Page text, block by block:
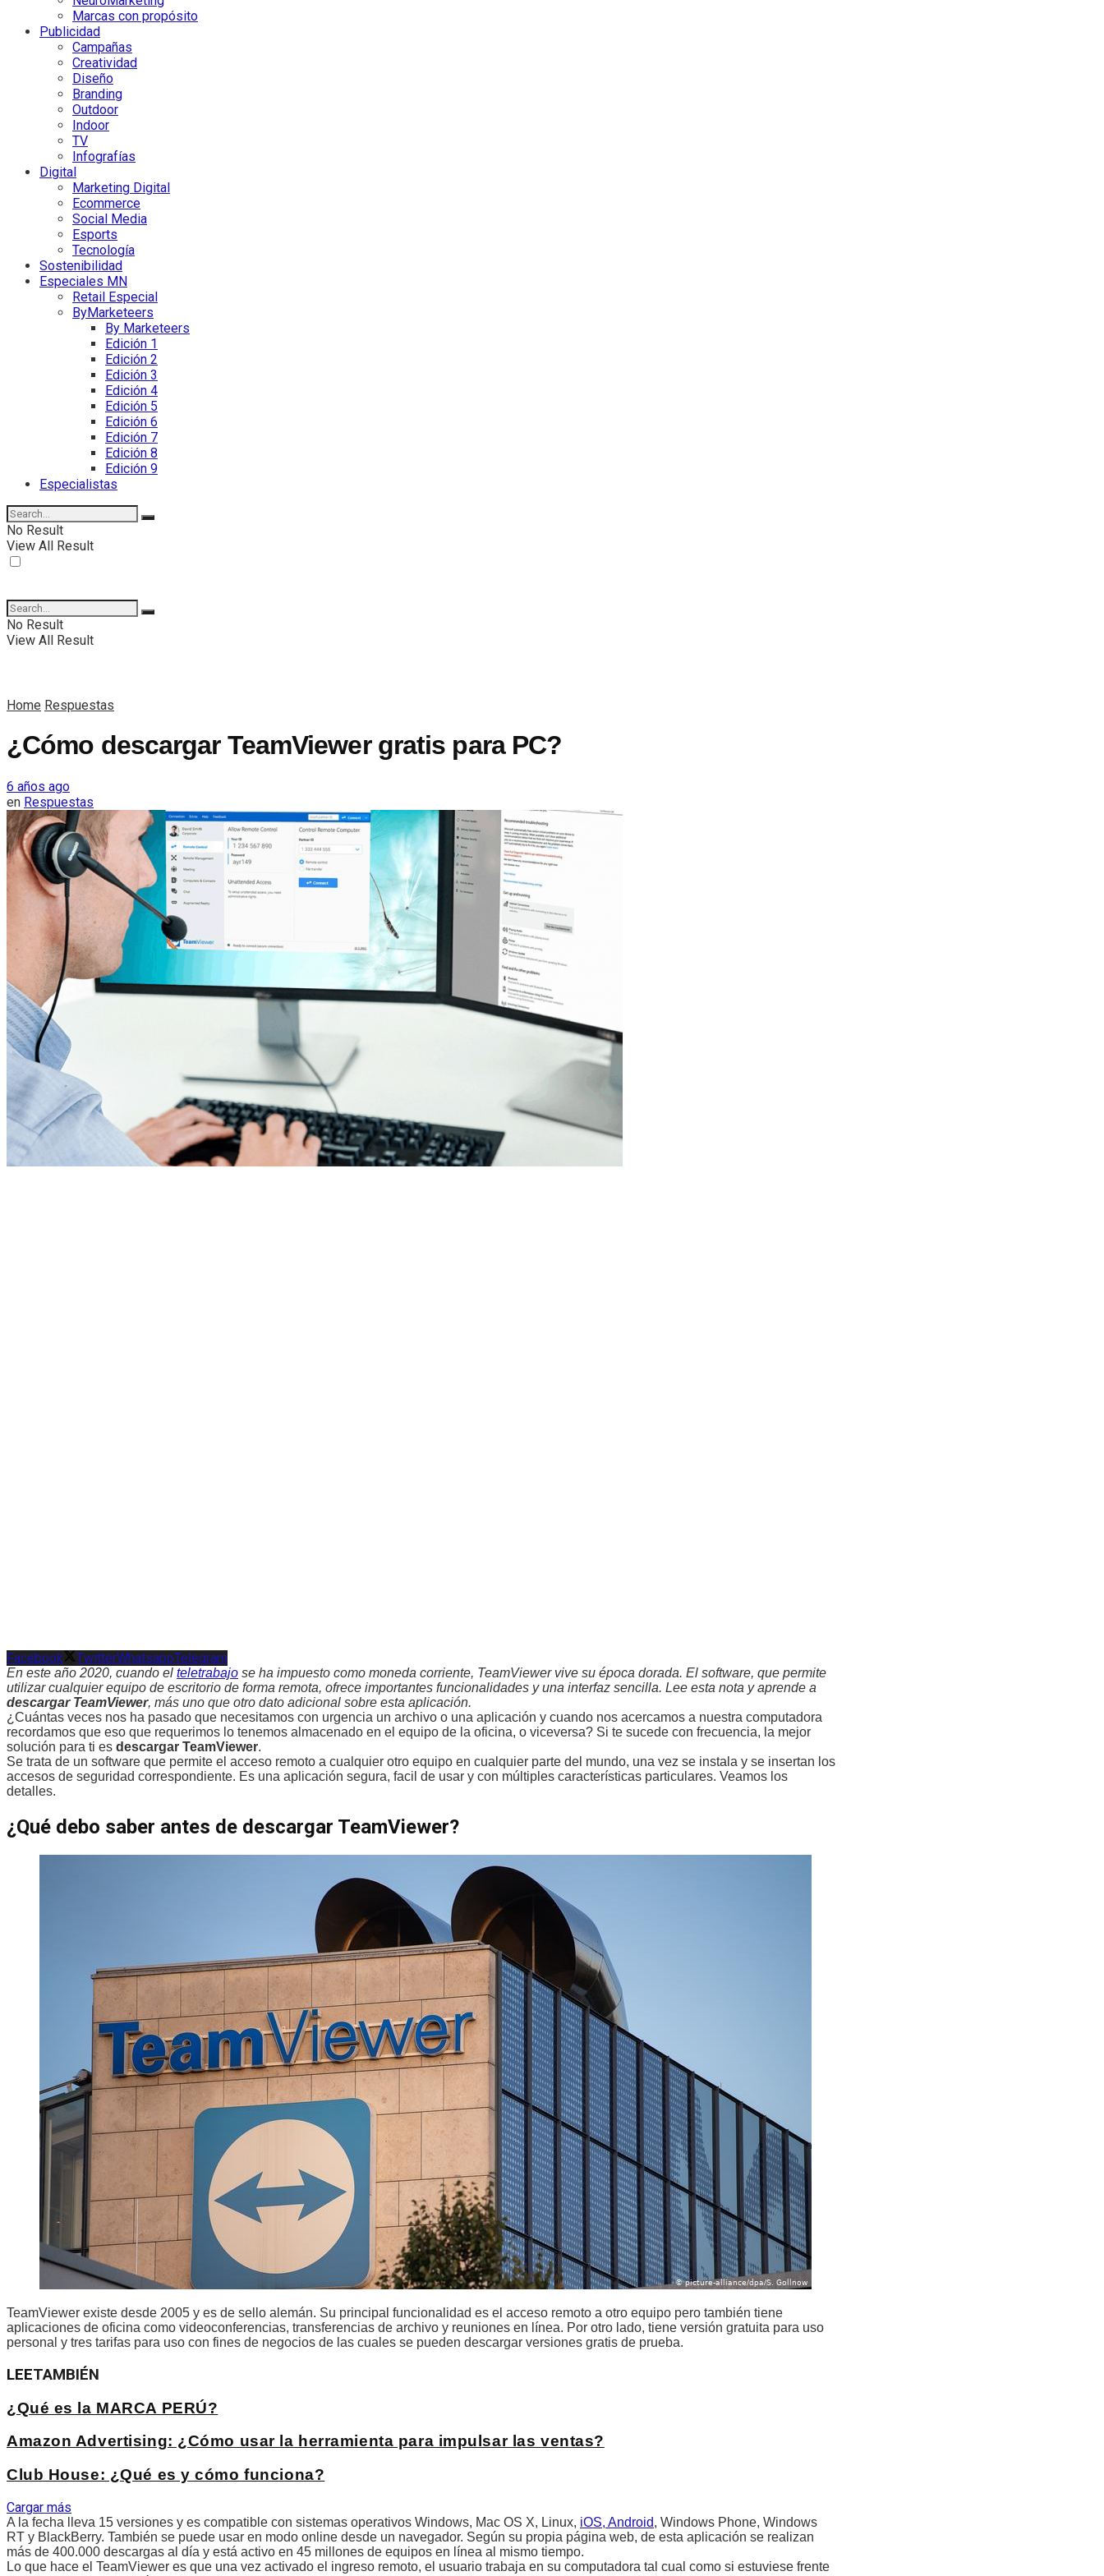
Marcas con propósito
Publicidad
Campañas
Creatividad
Diseño
Branding
Outdoor
Indoor
TV
Infografías
Digital
Marketing Digital
Ecommerce
Social Media
Esports
Tecnología
Sostenibilidad
Especiales MN
Retail Especial
ByMarketeers
By Marketeers
Edición 1
Edición 2
Edición 3
Edición 4
Edición 5
Edición 6
Edición 7
Edición 8
Edición 9
Especialistas
No Result
View All Result
No Result
View All Result
Home Respuestas
¿Cómo descargar TeamViewer gratis para PC?
6 años ago
en Respuestas
Facebook TwitterWhatsappTelegram
En este año 2020, cuando el teletrabajo se ha impuesto como moneda corriente, TeamViewer vive su época dorada. El software, que permite
utilizar cualquier equipo de escritorio de forma remota, ofrece importantes funcionalidades y una interfaz sencilla. Lee esta nota y aprende a
descargar TeamViewer, más uno que otro dato adicional sobre esta aplicación.
¿Cuántas veces nos ha pasado que necesitamos con urgencia un archivo o una aplicación y cuando nos acercamos a nuestra computadora
recordamos que eso que requerimos lo tenemos almacenado en el equipo de la oficina, o viceversa? Si te sucede con frecuencia, la mejor
solución para ti es descargar TeamViewer.
Se trata de un software que permite el acceso remoto a cualquier otro equipo en cualquier parte del mundo, una vez se instala y se insertan los
accesos de seguridad correspondiente. Es una aplicación segura, facil de usar y con múltiples características particulares. Veamos los
detalles.
¿Qué debo saber antes de descargar TeamViewer?
TeamViewer existe desde 2005 y es de sello alemán. Su principal funcionalidad es el acceso remoto a otro equipo pero también tiene
aplicaciones de oficina como videoconferencias, transferencias de archivo y reuniones en línea. Por otro lado, tiene versión gratuita para uso
personal y tres tarifas para uso con fines de negocios de las cuales se pueden descargar versiones gratis de prueba.
LEETAMBIÉN
¿Qué es la MARCA PERÚ?
Amazon Advertising: ¿Cómo usar la herramienta para impulsar las ventas?
Club House: ¿Qué es y cómo funciona?
Cargar más
A la fecha lleva 15 versiones y es compatible con sistemas operativos Windows, Mac OS X, Linux, iOS, Android, Windows Phone, Windows
RT y BlackBerry. También se puede usar en modo online desde un navegador. Según su propia página web, de esta aplicación se realizan
más de 400.000 descargas al día y está activo en 45 millones de equipos en línea al mismo tiempo.
Lo que hace el TeamViewer es que una vez activado el ingreso remoto, el usuario trabaja en su computadora tal cual como si estuviese frente